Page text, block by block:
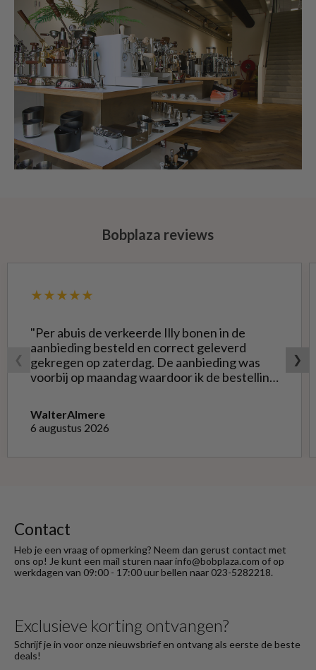
Bobplaza reviews
❮
★★★★★
"Per abuis de verkeerde Illy bonen in de
aanbieding besteld en correct geleverd
gekregen op zaterdag. De aanbieding was
voorbij op maandag waardoor ik de bestelling
worden voor de goede; dat kon misschien in
Haarlem bij de winkel. Op meerdere mails
WalterAlmere
6 augustus 2026
❯
Contact
Heb je een vraag of opmerking? Neem dan gerust contact met
ons op! Je kunt een mail sturen naar info@bobplaza.com of op
werkdagen van 09:00 - 17:00 uur bellen naar 023-5282218.
Exclusieve korting ontvangen?
Schrijf je in voor onze nieuwsbrief en ontvang als eerste de beste
deals!